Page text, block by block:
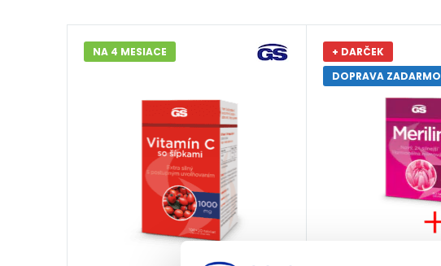
NA 4 MESIACE
+ DARČEK
DOPRAVA ZADARMO